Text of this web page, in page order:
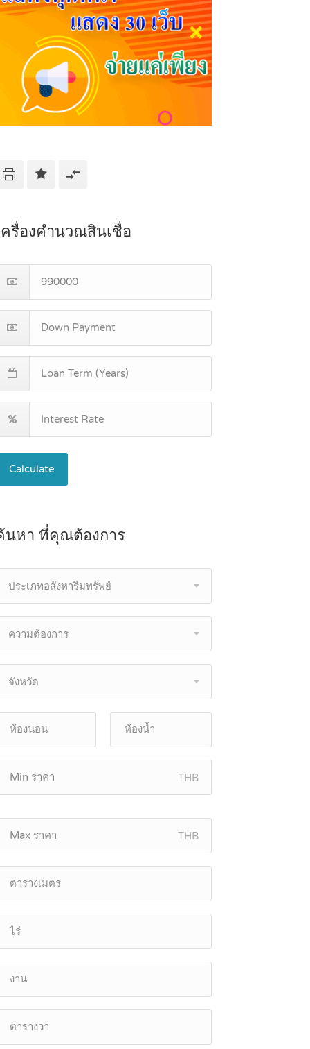
ครื่องคำนวณสินเชื่อ
Calculate
นหา ที่คุณต้องการ
ประเภทอสังหาริมทรัพย์
ความต้องการ
จังหวัด
THB
THB